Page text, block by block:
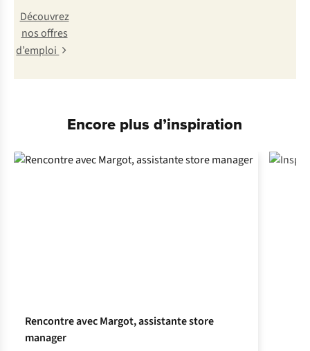
Découvrez
nos offres
d’emploi
Encore plus d’inspiration
Rencontre avec Margot, assistante store
manager